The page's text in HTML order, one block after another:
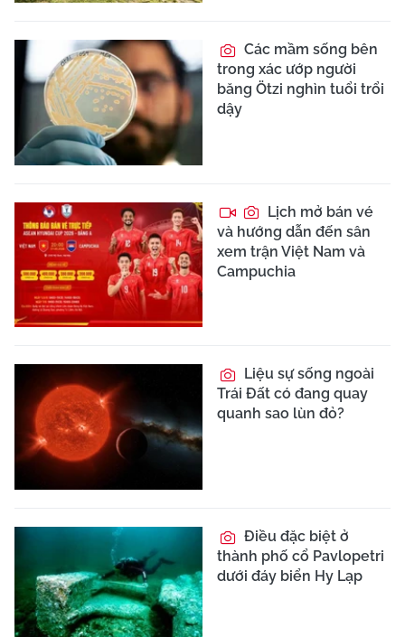
Các mầm sống bên
trong xác ướp người
băng Ötzi nghìn tuổi trổi
dậy
Lịch mở bán vé
và hướng dẫn đến sân
xem trận Việt Nam và
Campuchia
Liệu sự sống ngoài
Trái Đất có đang quay
quanh sao lùn đỏ?
Điều đặc biệt ở
thành phố cổ Pavlopetri
dưới đáy biển Hy Lạp